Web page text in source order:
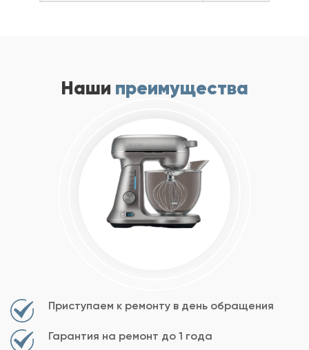
Наши преимущества
Приступаем к ремонту в день обращения
Гарантия на ремонт до 1 года